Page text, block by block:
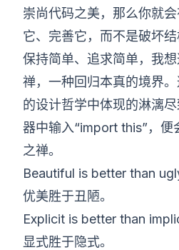
崇尚代码之美，那么你就
它、完善它，而不是破坏结
保持简单、追求简单，我
禅，一种回归本真的境界
的设计哲学中体现的淋漓
器中输入“import this”，
之禅。
Beautiful is better than
优美胜于丑陋。
Explicit is better than
显式胜于隐式。